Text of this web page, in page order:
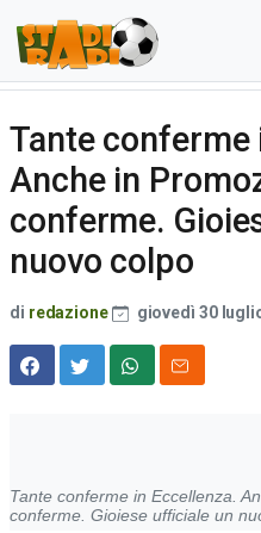
Tante conferme
Anche in
conferme.
nuovo colpo
di redazione giovedì 30
Tante conferme in Eccellenza.
conferme. Gioiese ufficiale un